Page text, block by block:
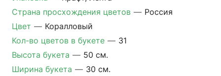
Страна просхождения цветов — Россия
Цвет — Коралловый
Кол-во цветов в букете — 31
Высота букета — 50 см.
Ширина букета — 30 см.